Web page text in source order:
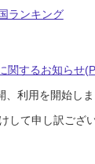
ランキング
関するお知らせ
利用を開始し
して申し訳ござ